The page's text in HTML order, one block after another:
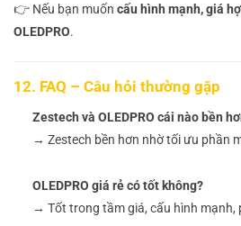
👉 Nếu bạn muốn cấu hình mạnh, giá
OLEDPRO.
12. FAQ – Câu hỏi thường gặp
Zestech và OLEDPRO cái nào bền
→ Zestech bền hơn nhờ tối ưu phần
OLEDPRO giá rẻ có tốt không?
→ Tốt trong tầm giá, cấu hình mạnh,